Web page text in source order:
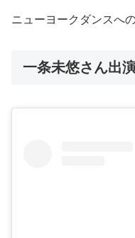
ニューヨークダンスへ
一条未悠さん出